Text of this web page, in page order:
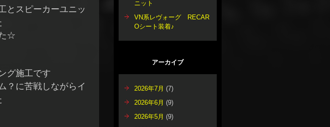
とスピーカーユニッ
☆
グ施工です
？に苦戦しながらイ
ニット
VN系レヴォーグ RECAR
Oシート装着♪
アーカイブ
2026年7月 (7)
2026年6月 (9)
2026年5月 (9)